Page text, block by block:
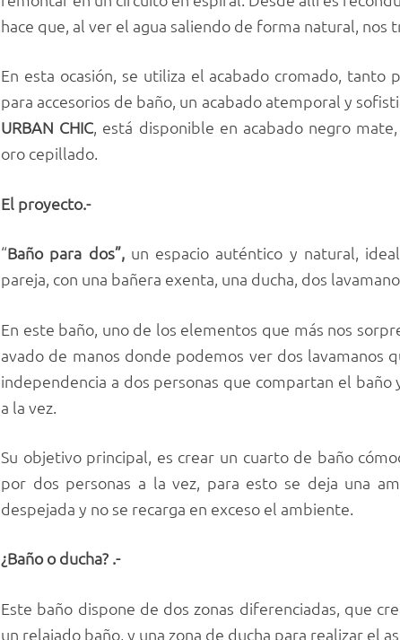
hace que, al ver el agua saliendo de forma natural, nos
En esta ocasión, se utiliza el acabado cromado, tanto
para accesorios de baño, un acabado atemporal y
URBAN CHIC, está disponible en acabado negro
oro cepillado.
El proyecto.-
“Baño para dos”, un espacio auténtico y natural,
pareja, con una bañera exenta, una ducha, dos
En este baño, uno de los elementos que más nos
avado de manos donde podemos ver dos lavamanos
independencia a dos personas que compartan el baño
a la vez.
Su objetivo principal, es crear un cuarto de baño
por dos personas a la vez, para esto se deja una
despejada y no se recarga en exceso el ambiente.
¿Baño o ducha? .-
Este baño dispone de dos zonas diferenciadas, que
un relajado baño, y una zona de ducha para realizar el